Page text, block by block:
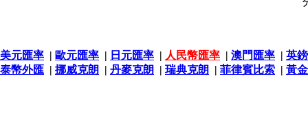
美元匯率 | 歐元匯率 | 日元匯率 | 人民幣匯率 | 澳門匯率 | 英
泰幣外匯 | 挪威克朗 | 丹麥克朗 | 瑞典克朗 | 菲律賓比索 | 黃